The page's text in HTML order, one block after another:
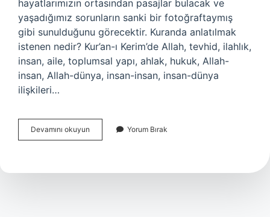
hayatlarımızın ortasından pasajlar bulacak ve
yaşadığımız sorunların sanki bir fotoğraftaymış
gibi sunulduğunu görecektir. Kuranda anlatılmak
istenen nedir? Kur’an-ı Kerim’de Allah, tevhid, ilahlık,
insan, aile, toplumsal yapı, ahlak, hukuk, Allah-
insan, Allah-dünya, insan-insan, insan-dünya
ilişkileri…
Devamını okuyun
Kerimdeki
Ifade
Yorum Bırak